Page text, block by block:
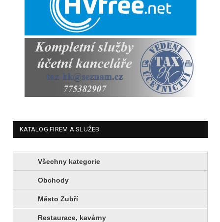
KATALOG FIREM A SLUŽEB
Všechny kategorie
Obchody
Město Zubří
Restaurace, kavárny